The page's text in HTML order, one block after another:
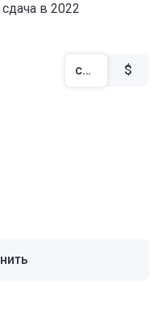
в 2022
сом $